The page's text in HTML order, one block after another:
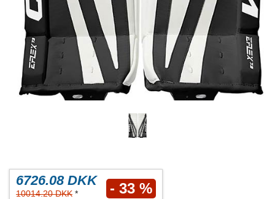
6726.08 DKK
10014.20 DKK * - 33 %